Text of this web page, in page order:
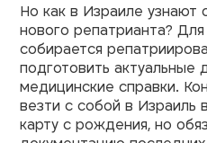
Но как в Израиле узнают
нового репатрианта?
собирается
подготовить актуальные
медицинские справки.
везти с собой в
карту с рождения, но